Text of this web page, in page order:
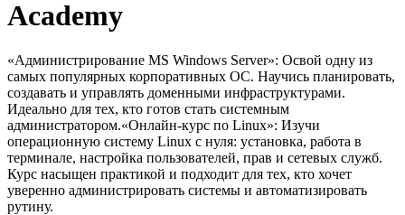
Academy
«Администрирование MS Windows Server»: Освой одну из
самых популярных корпоративных ОС. Научись планировать,
создавать и управлять доменными инфраструктурами.
Идеально для тех, кто готов стать системным
администратором.«Онлайн-курс по Linux»: Изучи
операционную систему Linux с нуля: установка, работа в
терминале, настройка пользователей, прав и сетевых служб.
Курс насыщен практикой и подходит для тех, кто хочет
уверенно администрировать системы и автоматизировать
рутину.